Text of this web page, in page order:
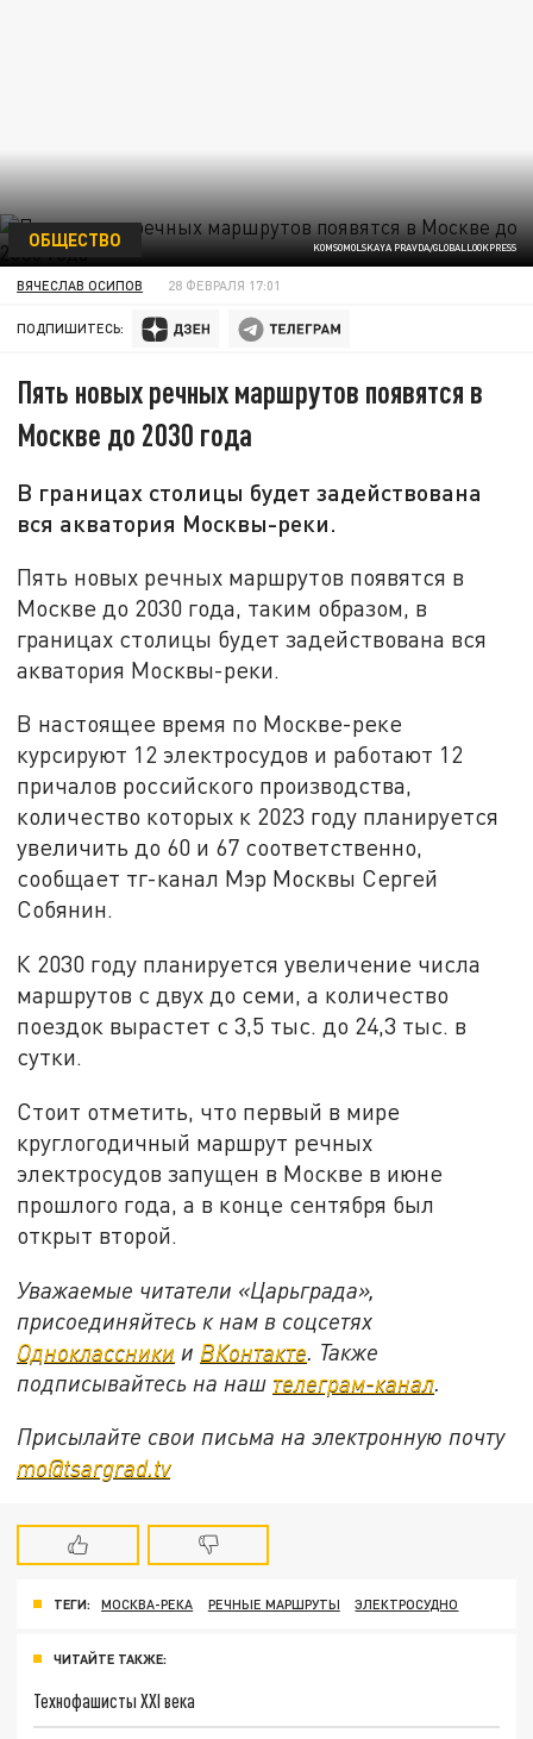
KOMSOMOLSKAYA PRAVDA/GLOBALLOOKPRESS
ОБЩЕСТВО
ВЯЧЕСЛАВ ОСИПОВ 28 ФЕВРАЛЯ 17:01
ПОДПИШИТЕСЬ:
Пять новых речных маршрутов появятся в
Москве до 2030 года
В границах столицы будет задействована
вся акватория Москвы-реки.
Пять новых речных маршрутов появятся в
Москве до 2030 года, таким образом, в
границах столицы будет задействована вся
акватория Москвы-реки.
В настоящее время по Москве-реке
курсируют 12 электросудов и работают 12
причалов российского производства,
количество которых к 2023 году планируется
увеличить до 60 и 67 соответственно,
сообщает тг-канал Мэр Москвы Сергей
Собянин.
К 2030 году планируется увеличение числа
маршрутов с двух до семи, а количество
поездок вырастет с 3,5 тыс. до 24,3 тыс. в
сутки.
Стоит отметить, что первый в мире
круглогодичный маршрут речных
электросудов запущен в Москве в июне
прошлого года, а в конце сентября был
открыт второй.
Уважаемые читатели «Царьграда»,
присоединяйтесь к нам в соцсетях
Одноклассники и ВКонтакте . Также
подписывайтесь на наш телеграм-канал
Присылайте свои письма на электронную почту
mo@tsargrad.tv
ТЕГИ: МОСКВА-РЕКА РЕЧНЫЕ МАРШРУТЫ ЭЛЕКТРОСУДНО
ЧИТАЙТЕ ТАКЖЕ:
Технофашисты XXI века